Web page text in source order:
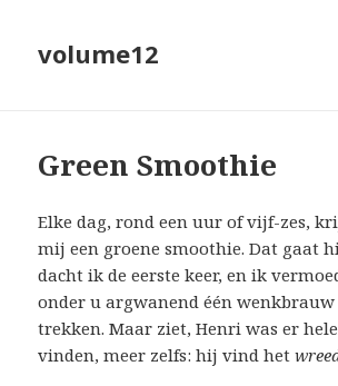
volume12
Green Smoothie
Elke dag, rond een uur of vijf-zes,
mij een groene smoothie. Dat gaat
dacht ik de eerste keer, en ik
onder u argwanend één wenkbrauw
trekken. Maar ziet, Henri was er
vinden, meer zelfs: hij vind het